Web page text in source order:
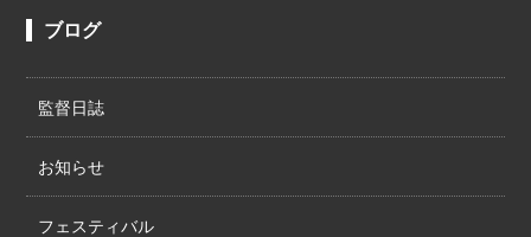
ブログ
監督日誌
お知らせ
フェスティバル